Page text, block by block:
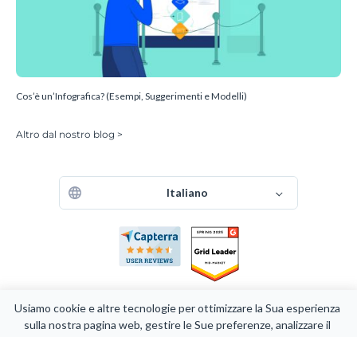
Usiamo cookie e altre tecnologie per ottimizzare la Sua esperienza
sulla nostra pagina web, gestire le Sue preferenze, analizzare il
Cos’è un’Infografica? (Esempi, Suggerimenti e Modelli)
Altro dal nostro blog >
Italiano